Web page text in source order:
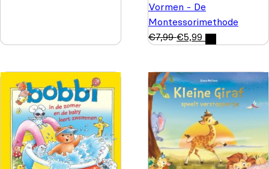
Vormen - De
Montessorimethode
€7,99 €5,99